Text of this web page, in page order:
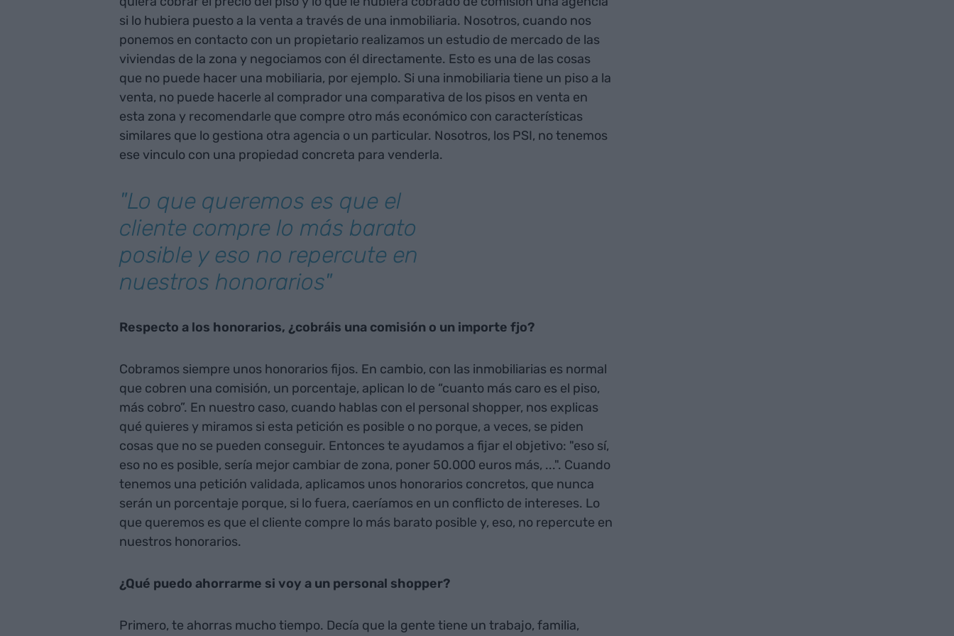
si lo hubiera puesto a la venta a través de una inmobiliaria. Nosotros, cuando nos
ponemos en contacto con un propietario realizamos un estudio de mercado de las
viviendas de la zona y negociamos con él directamente. Esto es una de las cosas
que no puede hacer una mobiliaria, por ejemplo. Si una inmobiliaria tiene un piso a la
venta, no puede hacerle al comprador una comparativa de los pisos en venta en
esta zona y recomendarle que compre otro más económico con características
similares que lo gestiona otra agencia o un particular. Nosotros, los PSI, no tenemos
ese vinculo con una propiedad concreta para venderla.
"Lo que queremos es que el
cliente compre lo más barato
posible y eso no repercute en
nuestros honorarios"
Respecto a los honorarios, ¿cobráis una comisión o un importe fjo?
Cobramos siempre unos honorarios fijos. En cambio, con las inmobiliarias es normal
que cobren una comisión, un porcentaje, aplican lo de “cuanto más caro es el piso,
más cobro”. En nuestro caso, cuando hablas con el personal shopper, nos explicas
qué quieres y miramos si esta petición es posible o no porque, a veces, se piden
cosas que no se pueden conseguir. Entonces te ayudamos a fijar el objetivo: "eso sí,
eso no es posible, sería mejor cambiar de zona, poner 50.000 euros más, ...". Cuando
tenemos una petición validada, aplicamos unos honorarios concretos, que nunca
serán un porcentaje porque, si lo fuera, caeríamos en un conflicto de intereses. Lo
que queremos es que el cliente compre lo más barato posible y, eso, no repercute en
nuestros honorarios.
¿Qué puedo ahorrarme si voy a un personal shopper?
Primero, te ahorras mucho tiempo. Decía que la gente tiene un trabajo, familia,